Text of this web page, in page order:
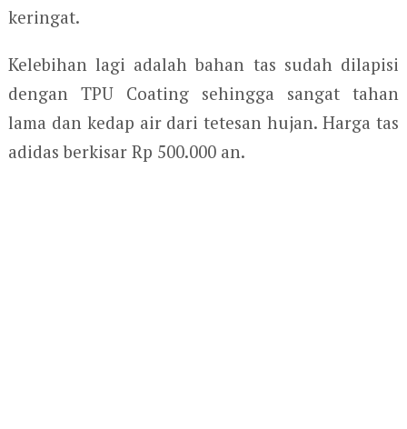
keringat.
Kelebihan lagi adalah bahan tas sudah dilapisi
dengan TPU Coating sehingga sangat tahan
lama dan kedap air dari tetesan hujan. Harga tas
adidas berkisar Rp 500.000 an.